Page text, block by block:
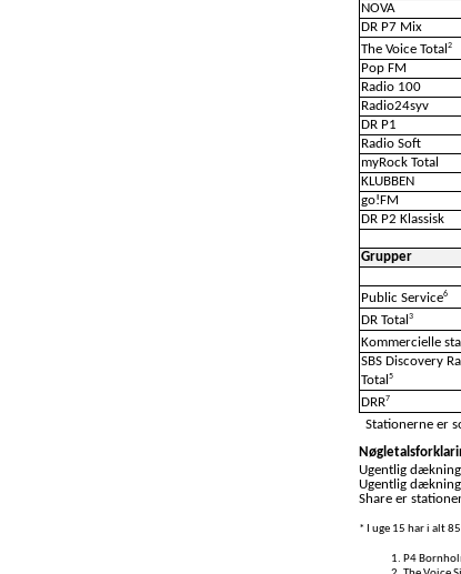
NOVA
DR P7 Mix
The Voice Total 2
Pop FM
Radio 100
Radio24syv
DR P1
Radio Soft
myRock Total
KLUBBEN
go!FM
DR P2 Klassisk
Grupper
Public Service6
DR Total 3
Kommercielle
SBS Discovery
Total 5
DRR7
Stationerne er
Ugentlig
Ugentlig
Share er
* I uge 15 har i alt
P4